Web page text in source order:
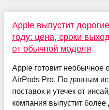
Apple выпустит
году: цена, сроки
от обычной модели
Apple готовит необычное
AirPods Pro. По данным
поставок и утечек от
компания выпустит